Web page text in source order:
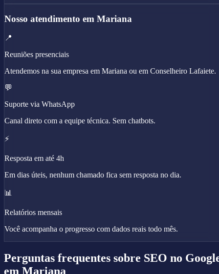
Nosso atendimento em Mariana
📍
Reuniões presenciais
Atendemos na sua empresa em Mariana ou em Conselheiro Lafaiete.
💬
Suporte via WhatsApp
Canal direto com a equipe técnica. Sem chatbots.
⚡
Resposta em até 4h
Em dias úteis, nenhum chamado fica sem resposta no dia.
📊
Relatórios mensais
Você acompanha o progresso com dados reais todo mês.
Perguntas frequentes sobre SEO no
em Mariana